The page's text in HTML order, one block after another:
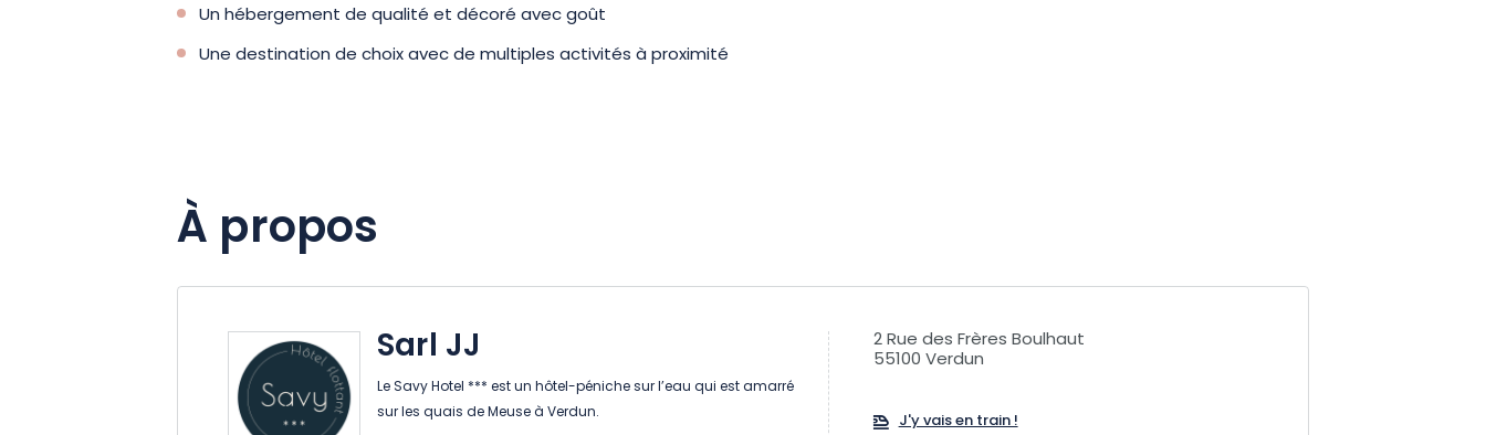
Un hébergement de qualité et décoré avec goût
Une destination de choix avec de multiples activités à proximité
À propos
Sarl JJ
Le Savy Hotel *** est un hôtel-péniche sur l’eau qui est amarré
sur les quais de Meuse à Verdun.
2 Rue des Frères Boulhaut
55100 Verdun
J'y vais en train !